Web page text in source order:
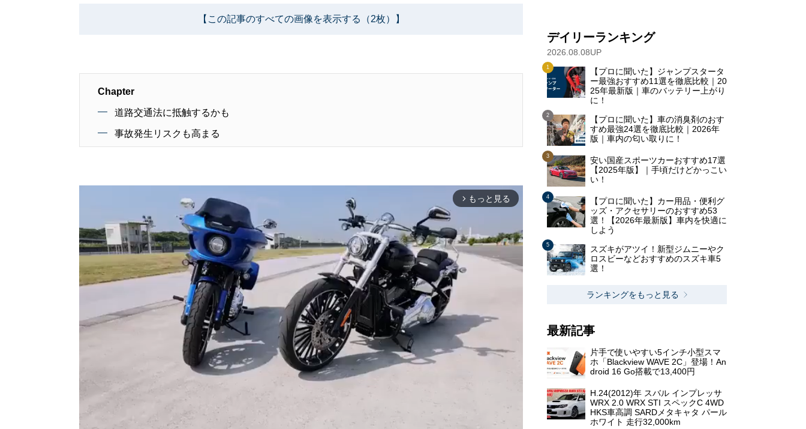
【この記事のすべての画像を表示する（2枚）】
Chapter
道路交通法に抵触するかも
事故発生リスクも高まる
arrow_forward_ios もっと見る
デイリーランキング
2026.08.08UP
【プロに聞いた】ジャンプスタータ
ー最強おすすめ11選を徹底比較｜20
25年最新版｜車のバッテリー上がり
に！
【プロに聞いた】車の消臭剤のおす
すめ最強24選を徹底比較｜2026年
版｜車内の匂い取りに！
安い国産スポーツカーおすすめ17選
【2025年版】｜手頃だけどかっこい
い！
【プロに聞いた】カー用品・便利グ
ッズ・アクセサリーのおすすめ53
選！【2026年最新版】車内を快適に
しよう
スズキがアツイ！新型ジムニーやク
ロスビーなどおすすめのスズキ車5
選！
ランキングをもっと見る
最新記事
片手で使いやすい5インチ小型スマ
ホ「Blackview WAVE 2C」登場！An
droid 16 Go搭載で13,400円
H.24(2012)年 スバル インプレッサ
WRX 2.0 WRX STI スペックC 4WD
HKS車高調 SARDメタキャタ パール
ホワイト 走行32,000km